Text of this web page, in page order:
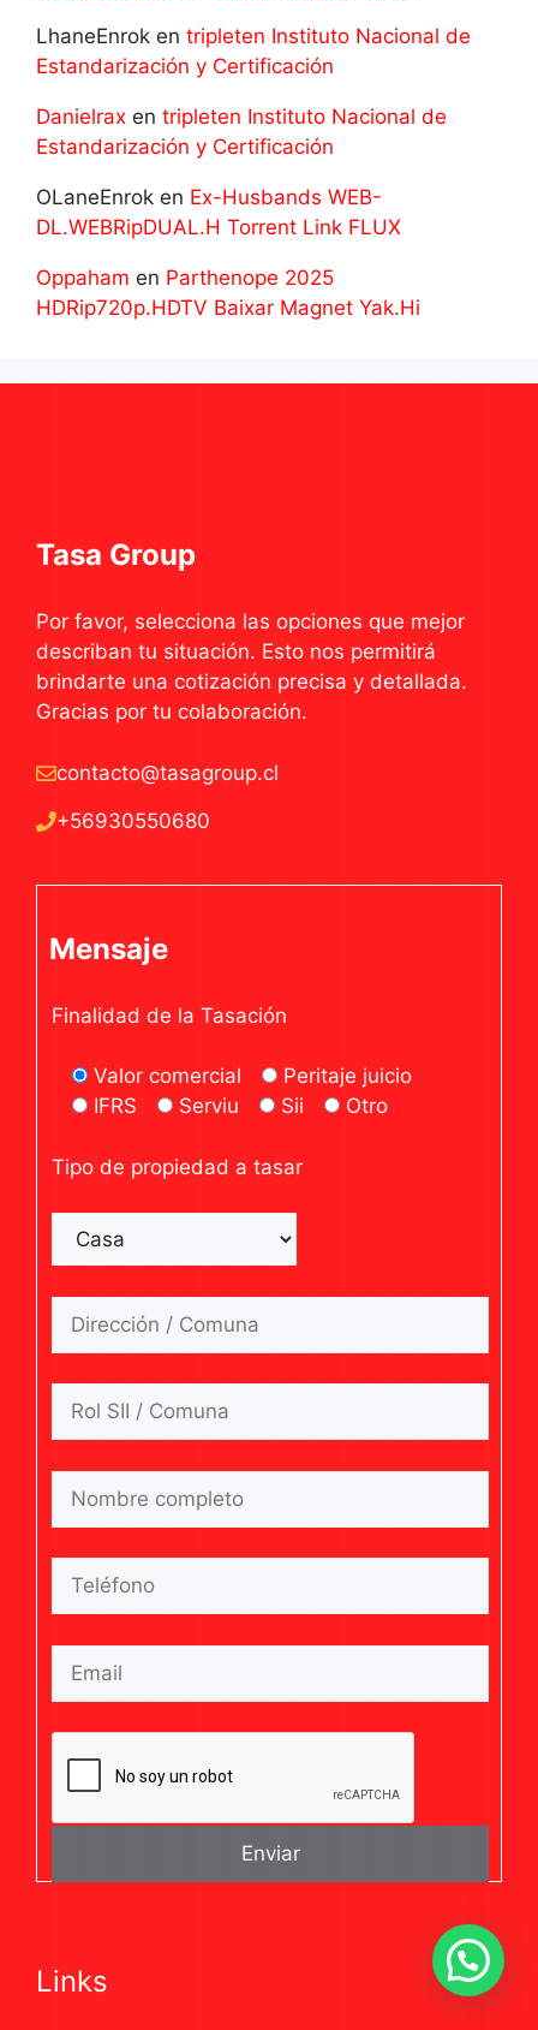
LhaneEnrok en tripleten Instituto Nacional de
Estandarización y Certificación
Danielrax en tripleten Instituto Nacional de
Estandarización y Certificación
OLaneEnrok en Ex-Husbands WEB-
DL.WEBRipDUAL.H Torrent Link FLUX
Oppaham en Parthenope 2025
HDRip720p.HDTV Baixar Magnet Yak.Hi
Tasa Group
Por favor, selecciona las opciones que mejor
describan tu situación. Esto nos permitirá
brindarte una cotización precisa y detallada.
Gracias por tu colaboración.
contacto@tasagroup.cl
+56930550680
Mensaje
Finalidad de la Tasación
Valor comercial
Peritaje juicio
IFRS
Serviu Sii Otro
Tipo de propiedad a tasar
Links